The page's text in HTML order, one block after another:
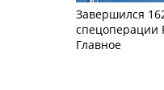
Завершился
спецоперации
Главное